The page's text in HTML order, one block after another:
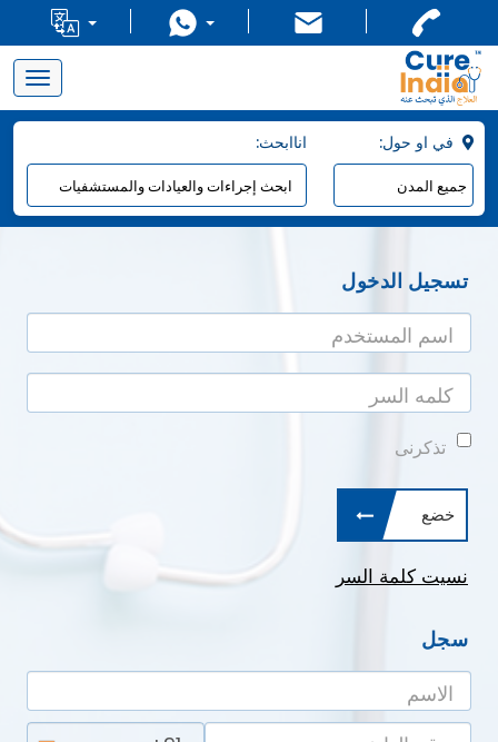
Toggle
navigation
:اناابحث
تسجيل الدخول
تذكرنى
نسيت كلمة السر
سجل